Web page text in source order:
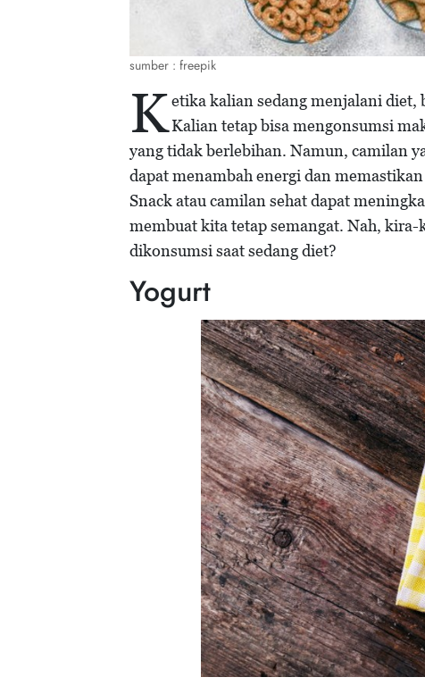
sumber : freepik
Ketika kalian sedang menjalani
Kalian tetap bisa mengonsumsi
yang tidak berlebihan. Namun, camilan
dapat menambah energi dan
Snack atau camilan sehat dapat
membuat kita tetap semangat. Nah, kira-
dikonsumsi saat sedang diet?
Yogurt